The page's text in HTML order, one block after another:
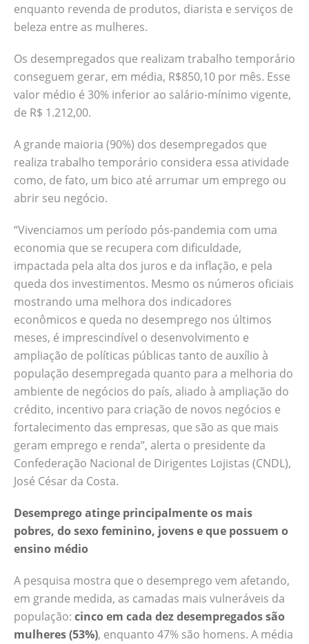
enquanto revenda de produtos, diarista e serviços de
beleza entre as mulheres.
Os desempregados que realizam trabalho temporário
conseguem gerar, em média, R$850,10 por mês. Esse
valor médio é 30% inferior ao salário-mínimo vigente,
de R$ 1.212,00.
A grande maioria (90%) dos desempregados que
realiza trabalho temporário considera essa atividade
como, de fato, um bico até arrumar um emprego ou
abrir seu negócio.
“Vivenciamos um período pós-pandemia com uma
economia que se recupera com dificuldade,
impactada pela alta dos juros e da inflação, e pela
queda dos investimentos. Mesmo os números oficiais
mostrando uma melhora dos indicadores
econômicos e queda no desemprego nos últimos
meses, é imprescindível o desenvolvimento e
ampliação de políticas públicas tanto de auxílio à
população desempregada quanto para a melhoria do
ambiente de negócios do país, aliado à ampliação do
crédito, incentivo para criação de novos negócios e
fortalecimento das empresas, que são as que mais
geram emprego e renda”, alerta o presidente da
Confederação Nacional de Dirigentes Lojistas (CNDL),
José César da Costa.
Desemprego atinge principalmente os mais
pobres, do sexo feminino, jovens e que possuem o
ensino médio
A pesquisa mostra que o desemprego vem afetando,
em grande medida, as camadas mais vulneráveis da
população: cinco em cada dez desempregados são
mulheres (53%), enquanto 47% são homens. A média